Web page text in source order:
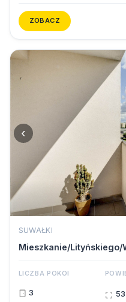
ZOBACZ
‹
SUWAŁKI
Mieszkanie/
LICZBA POKOI
3